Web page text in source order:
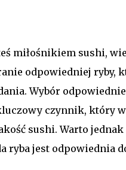
miłośnikiem sushi,
odpowiedniej ryby,
Wybór
czynnik, który
sushi. Warto jednak
ryba jest odpowiednia